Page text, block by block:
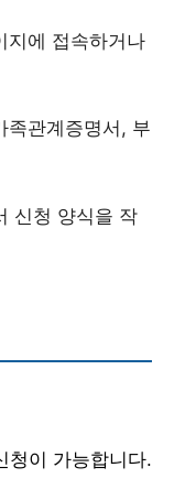
지에 접속하거나
족관계증명서, 부
신청 양식을 작
청이 가능합니다.